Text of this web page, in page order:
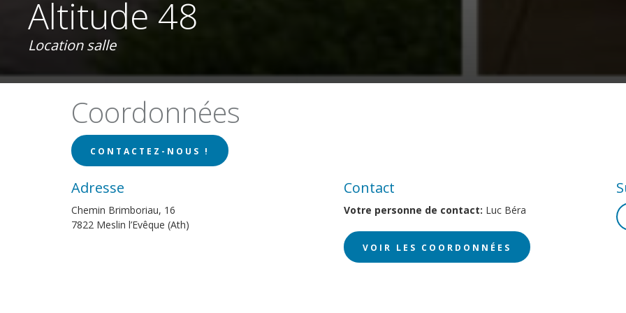
Altitude 48
Location salle
Coordonnées
CONTACTEZ-NOUS !
Adresse
Chemin Brimboriau, 16
7822 Meslin l’Evêque (Ath)
Contact
Votre personne de contact: Luc Béra
VOIR LES COORDONNÉES